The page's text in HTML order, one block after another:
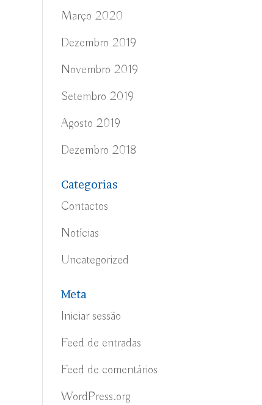
Março 2020
Dezembro 2019
Novembro 2019
Setembro 2019
Agosto 2019
Dezembro 2018
Categorias
Contactos
Notícias
Uncategorized
Meta
Iniciar sessão
Feed de entradas
Feed de comentários
WordPress.org